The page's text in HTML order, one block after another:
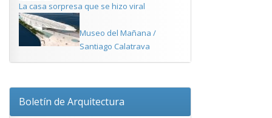
La casa sorpresa que se hizo viral
Museo del Mañana /
Santiago Calatrava
Boletín de Arquitectura